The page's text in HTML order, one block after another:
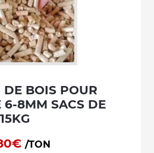
6-8MM SACS DE
15KG
/TON